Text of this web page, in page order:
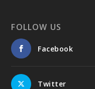
FOLLOW US
Facebook
Twitter